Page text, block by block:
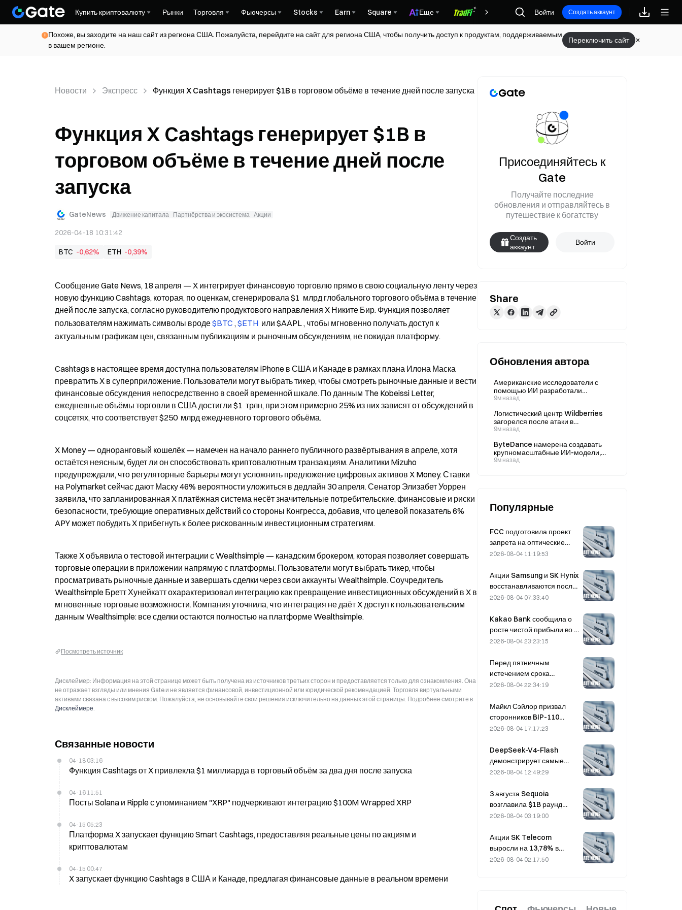
Купить криптовалюту Рынки Торговля Фьючерсы Stocks Earn Square Еще Награды
Войти Создать аккаунт
Похоже, вы заходите на наш сайт из региона США. Пожалуйста, перейдите на сайт для региона США, чтобы получить доступ к продуктам, поддерживаемым
в вашем регионе.
Переключить сайт
Новости Экспресс Функция X Cashtags генерирует $1B в торговом объёме в течение дней после запуска
Функция X Cashtags генерирует $1B в
торговом объёме в течение дней после
запуска
GateNews Движение капитала Партнёрства и экосистема Акции
2026-04-18 10:31:42
BTC -0,62% ETH -0,39%
Сообщение Gate News, 18 апреля — X интегрирует финансовую торговлю прямо в свою социальную ленту через
новую функцию Cashtags, которая, по оценкам, сгенерировала $1  млрд глобального торгового объёма в течение
дней после запуска, согласно руководителю продуктового направления X Никите Бир. Функция позволяет
пользователям нажимать символы вроде $BTC , $ETH или $AAPL , чтобы мгновенно получать доступ к
актуальным графикам цен, связанным публикациям и рыночным обсуждениям, не покидая платформу.
Cashtags в настоящее время доступна пользователям iPhone в США и Канаде в рамках плана Илона Маска
превратить X в суперприложение. Пользователи могут выбрать тикер, чтобы смотреть рыночные данные и вести
финансовые обсуждения непосредственно в своей временной шкале. По данным The Kobeissi Letter,
ежедневные объёмы торговли в США достигли $1  трлн, при этом примерно 25% из них зависят от обсуждений в
соцсетях, что соответствует $250  млрд ежедневного торгового объёма.
X Money — одноранговый кошелёк — намечен на начало раннего публичного развёртывания в апреле, хотя
остаётся неясным, будет ли он способствовать криптовалютным транзакциям. Аналитики Mizuho
предупреждали, что регуляторные барьеры могут усложнить предложение цифровых активов X Money. Ставки
на Polymarket сейчас дают Маску 46% вероятности уложиться в дедлайн 30 апреля. Сенатор Элизабет Уоррен
заявила, что запланированная X платёжная система несёт значительные потребительские, финансовые и риски
безопасности, требующие оперативных действий со стороны Конгресса, добавив, что целевой показатель 6%
APY может побудить X прибегнуть к более рискованным инвестиционным стратегиям.
Также X объявила о тестовой интеграции с Wealthsimple — канадским брокером, которая позволяет совершать
торговые операции в приложении напрямую с платформы. Пользователи могут выбрать тикер, чтобы
просматривать рыночные данные и завершать сделки через свои аккаунты Wealthsimple. Соучредитель
Wealthsimple Бретт Хунейкатт охарактеризовал интеграцию как превращение инвестиционных обсуждений в X в
мгновенные торговые возможности. Компания уточнила, что интеграция не даёт X доступ к пользовательским
данным Wealthsimple: все сделки остаются полностью на платформе Wealthsimple.
Посмотреть источник
Дисклеймер: Информация на этой странице может быть получена из источников третьих сторон и предоставляется только для ознакомления. Она
не отражает взгляды или мнения Gate и не является финансовой, инвестиционной или юридической рекомендацией. Торговля виртуальными
активами связана с высоким риском. Пожалуйста, не основывайте свои решения исключительно на данных этой страницы. Подробнее смотрите в
Дисклеймере.
Связанные новости
04-18 03:16
Функция Cashtags от X привлекла $1 миллиарда в торговый объём за два дня после запуска
04-16 11:51
Посты Solana и Ripple с упоминанием "XRP" подчеркивают интеграцию $100M Wrapped XRP
04-15 05:23
Платформа X запускает функцию Smart Cashtags, предоставляя реальные цены по акциям и
криптовалютам
04-15 00:47
X запускает функцию Cashtags в США и Канаде, предлагая финансовые данные в реальном времени
Присоединяйтесь к
Gate
Получайте последние
обновления и отправляйтесь в
путешествие к богатству
Создать
аккаунт
Войти
Share
Обновления автора
Американские исследователи с
помощью ИИ разработали
полностью функциональные
9м назад
Логистический центр Wildberries
загорелся после атаки в
Свердловской области
9м назад
ByteDance намерена создавать
крупномасштабные ИИ-модели,
сопоставимые с Claude от
9м назад
Популярные
FCC подготовила проект
запрета на оптические
модули для китайских
данных; Xinyuan может
потерять 27% своей доли
рынка
2026-08-04 11:19:53
Акции Samsung и SK Hynix
восстанавливаются после
падения на 5% благодаря
розничных инвесторов.
2026-08-04 07:33:40
Kakao Bank сообщила о
росте чистой прибыли во II
квартале на 11,5%;
полугодие достигла
рекордного уровня
2026-08-04 23:23:15
Перед пятничным
истечением срока
действия на рынке
зафиксирован объем
$20M в загадочных колл-
опционах со страйком
2026-08-04 22:34:19
Майкл Сэйлор призвал
сторонников BIP-110
«отступить»: поддержка
застопорилась на уровне
2,70%
2026-08-04 17:17:23
DeepSeek-V4-Flash
демонстрирует самые
низкие эксплуатационные
моделей ИИ по итогам
последних бенчмарков
2026-08-04 12:49:29
3 августа Sequoia
возглавила $1B раунд
долевого
ядерного стартапа Valar
Atomics
2026-08-04 03:19:00
Акции SK Telecom
выросли на 13,78% в
преддверии второго
2026-08-04 02:17:50